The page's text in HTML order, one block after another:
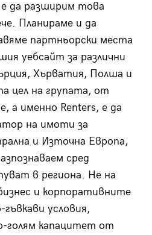
да разширим това
Планираме и да
партньорски места
уебсайт за различни
Хърватия, Полша и
цел на групата, от
а именно Renters, е да
на имоти за
и Източна Европа,
сред
в региона. Не на
и корпоративните
условия,
голям капацитет от